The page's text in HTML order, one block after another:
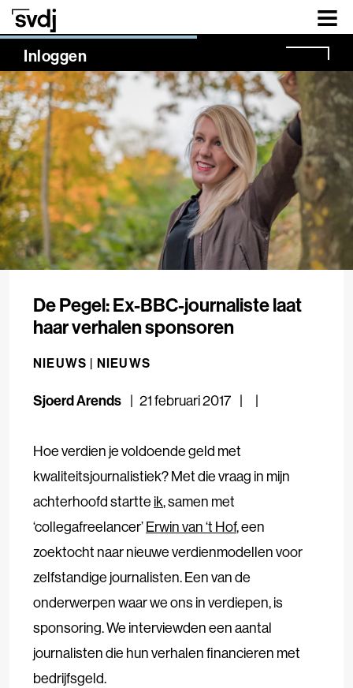
Naar hoofdinhoud
Inloggen
NaN%
De Pegel: Ex-BBC-journaliste laat
haar verhalen sponsoren
NIEUWS | NIEUWS
Sjoerd Arends 21 februari 2017
Hoe verdien je voldoende geld met
kwaliteitsjournalistiek? Met die vraag in mijn
achterhoofd startte ik, samen met
‘collegafreelancer’Erwin van ‘t Hof, een
zoektocht naar nieuwe verdienmodellen voor
zelfstandige journalisten. Een van de
onderwerpen waar we ons in verdiepen, is
sponsoring. We interviewden een aantal
journalisten die hun verhalen financieren met
bedrijfsgeld.